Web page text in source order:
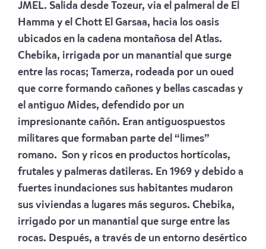
JMEL. Salida desde Tozeur, via el palmeral de El
Hamma y el Chott El Garsaa, hacia los oasis
ubicados en la cadena montañosa del Atlas.
Chebika, irrigada por un manantial que surge
entre las rocas; Tamerza, rodeada por un oued
que corre formando cañones y bellas cascadas y
el antiguo Mides, defendido por un
impresionante cañón. Eran antiguospuestos
militares que formaban parte del “limes”
romano. Son y ricos en productos hortícolas,
frutales y palmeras datileras. En 1969 y debido a
fuertes inundaciones sus habitantes mudaron
sus viviendas a lugares más seguros. Chebika,
irrigado por un manantial que surge entre las
rocas. Después, a través de un entorno desértico